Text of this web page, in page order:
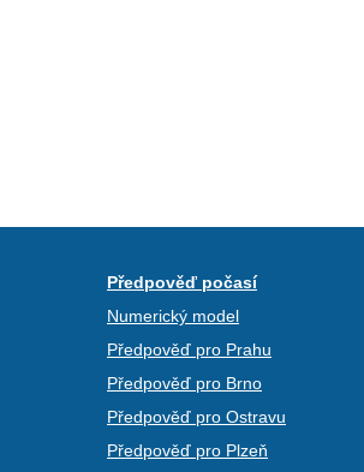
Předpověď počasí
Numerický model
Předpověď pro Prahu
Předpověď pro Brno
Předpověď pro Ostravu
Předpověď pro Plzeň